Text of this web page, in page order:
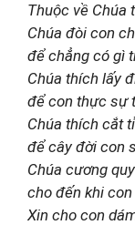
Thuộc về Chúa
Chúa đòi con
để chẳng có gì
Chúa thích lấy
để con thực sự
Chúa thích cắt
để cây đời con
Chúa cương
cho đến khi
Xin cho con